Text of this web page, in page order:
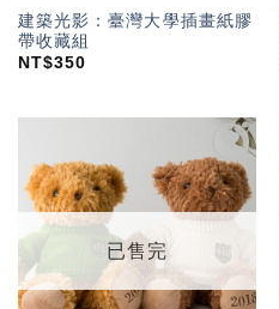
建築光影：臺灣大學插畫紙膠
帶收藏組
NT$350
加入
「願
望輕
已售完